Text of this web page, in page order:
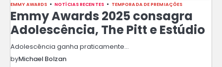
EMMY AWARDS NOTÍCIAS RECENTES TEMPORADA DE PREMIAÇÕES
Emmy Awards 2025 consagra
Adolescência, The Pitt e Estúdio
Adolescência ganha praticamente…
byMichael Bolzan